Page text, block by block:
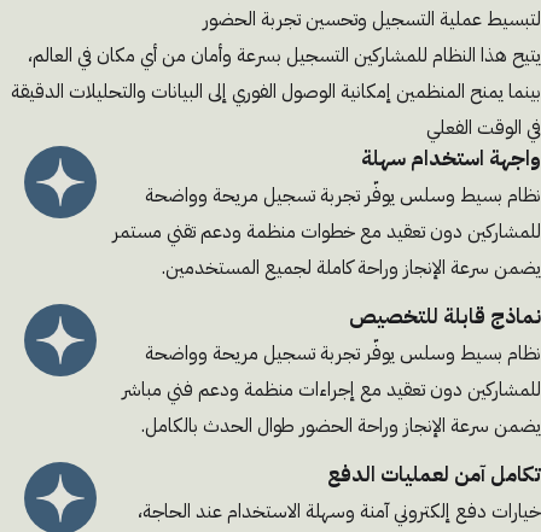
لتبسيط عملية التسجيل وتحسين تجربة الحضور
يتيح هذا النظام للمشاركين التسجيل بسرعة وأمان من أي مكان في العالم،
بينما يمنح المنظمين إمكانية الوصول الفوري إلى البيانات والتحليلات الدقيقة
في الوقت الفعلي
واجهة استخدام سهلة
نظام بسيط وسلس يوفّر تجربة تسجيل مريحة وواضحة
للمشاركين دون تعقيد مع خطوات منظمة ودعم تقني مستمر
يضمن سرعة الإنجاز وراحة كاملة لجميع المستخدمين.
نماذج قابلة للتخصيص
نظام بسيط وسلس يوفّر تجربة تسجيل مريحة وواضحة
للمشاركين دون تعقيد مع إجراءات منظمة ودعم فني مباشر
يضمن سرعة الإنجاز وراحة الحضور طوال الحدث بالكامل.
تكامل آمن لعمليات الدفع
خيارات دفع إلكتروني آمنة وسهلة الاستخدام عند الحاجة،